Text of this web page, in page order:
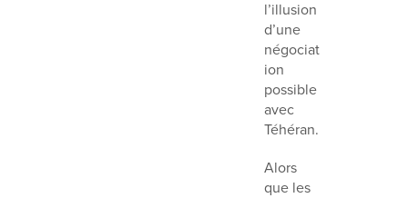
l’illusion
d’une
négociat
ion
possible
avec
Téhéran.
Alors
que les